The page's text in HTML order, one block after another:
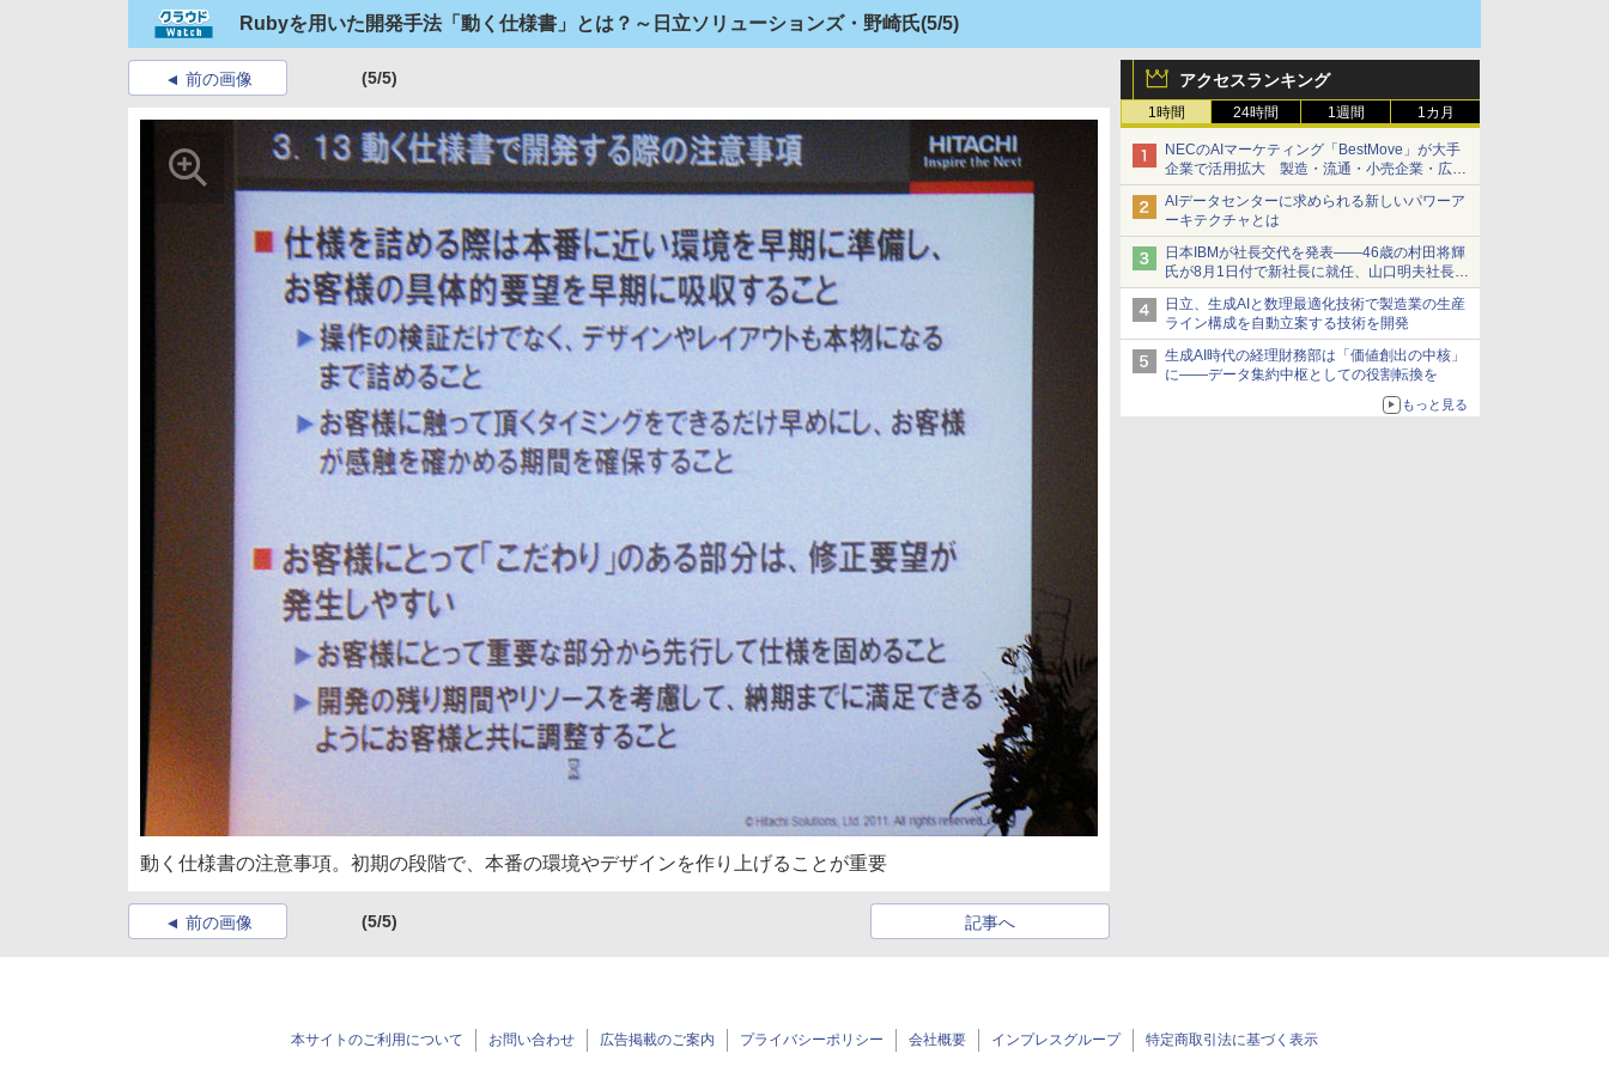
Rubyを用いた開発手法「動く仕様書」とは？～日立ソリューションズ・野崎氏(5/5)
アクセスランキング
1時間 24時間 1週間 1カ月
NECのAIマーケティング「BestMove」が大手
企業で活用拡大 製造・流通・小売企業・広告
代理店などが実装フェーズへ
AIデータセンターに求められる新しいパワーア
ーキテクチャとは
日本IBMが社長交代を発表――46歳の村田将輝
氏が8月1日付で新社長に就任、山口明夫社長は
会長へ
日立、生成AIと数理最適化技術で製造業の生産
ライン構成を自動立案する技術を開発
生成AI時代の経理財務部は「価値創出の中核」
に――データ集約中枢としての役割転換を
もっと見る
前の画像 (5/5)
動く仕様書の注意事項。初期の段階で、本番の環境やデザインを作り上げることが重要
前の画像 (5/5) 記事へ
本サイトのご利用について お問い合わせ 広告掲載のご案内 プライバシーポリシー 会社概要 インプレスグループ 特定商取引法に基づく表示